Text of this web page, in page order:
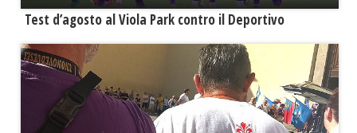
Test d’agosto al Viola Park contro il Deportivo